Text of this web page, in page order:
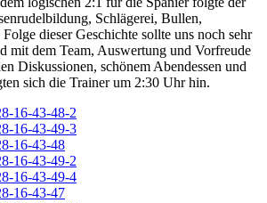
Schlägerei, Bullen,
dieser Geschichte sollte uns noch sehr
mit dem Team, Auswertung und Vorfreude
Diskussionen, schönem Abendessen und
sich die Trainer um 2:30 Uhr hin.